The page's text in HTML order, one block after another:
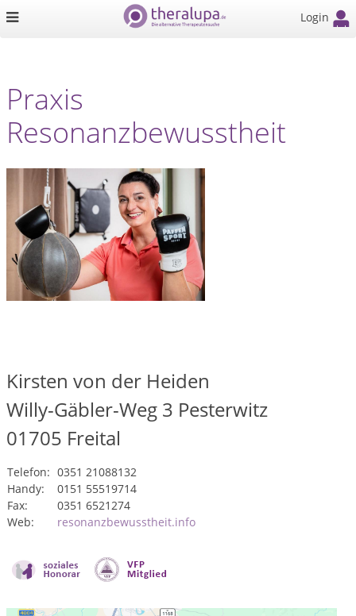
Login
Praxis
Resonanzbewusstheit
Kirsten von der Heiden
Willy-Gäbler-Weg 3 Pesterwitz
01705 Freital
Telefon: 0351 21088132
Handy:
0151 55519714
Fax:
0351 6521274
Web:
resonanzbewusstheit.info